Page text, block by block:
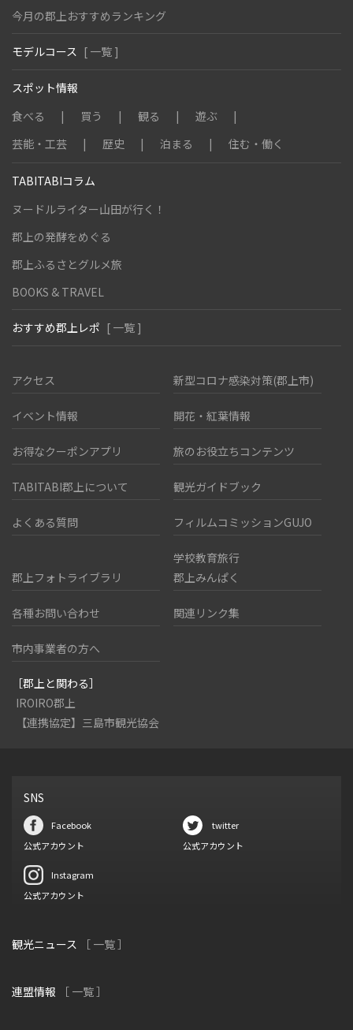
今月の郡上おすすめランキング
モデルコース [ 一覧 ]
スポット情報
食べる
買う 観る
遊ぶ
芸能・工芸
歴史 泊まる 住む・働く
TABITABIコラム
ヌードルライター山田が行く！
郡上の発酵をめぐる
郡上ふるさとグルメ旅
BOOKS & TRAVEL
おすすめ郡上レポ [ 一覧 ]
アクセス 新型コロナ感染対策(郡上市)
イベント情報 開花・紅葉情報
お得なクーポンアプリ 旅のお役立ちコンテンツ
TABITABI郡上について 観光ガイドブック
よくある質問 フィルムコミッションGUJO
郡上フォトライブラリ
学校教育旅行
郡上みんぱく
各種お問い合わせ 関連リンク集
市内事業者の方へ
［郡上と関わる］
IROIRO郡上
【連携協定】三島市観光協会
SNS
Facebook
公式アカウント
twitter
公式アカウント
Instagram
公式アカウント
観光ニュース ［ 一覧 ］
連盟情報 ［ 一覧 ］